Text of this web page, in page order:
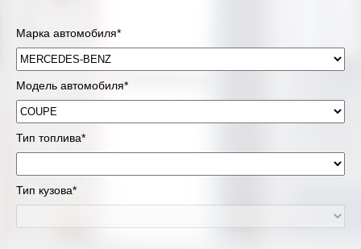
Марка автомобиля*
Модель автомобиля*
Тип топлива*
Тип кузова*